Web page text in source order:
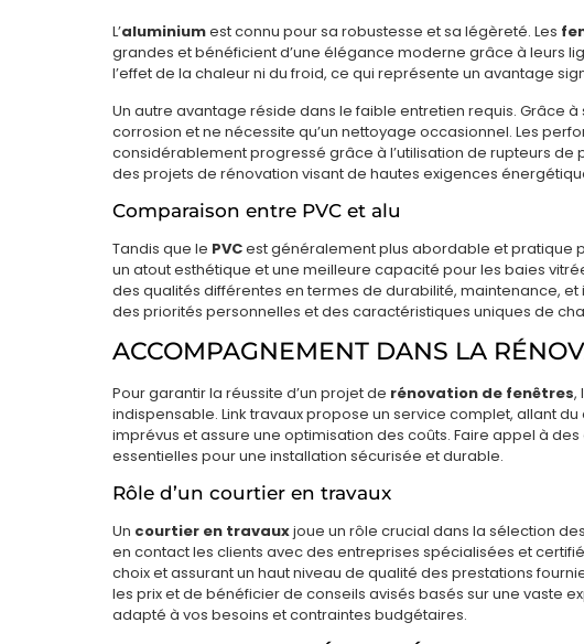
L’aluminiumest connu pour sa robustesse et sa légèreté. Les
grandes et bénéficient d’une élégance moderne grâce à leurs
l’effet de la chaleur ni du froid, ce qui représente un avantage
Un autre avantage réside dans le faible entretien requis. Grâce
corrosion et ne nécessite qu’un nettoyage occasionnel. Les
considérablement progressé grâce à l’utilisation de rupteurs
des projets de rénovation visant de hautes exigences
Comparaison entre PVC et alu
Tandis que le PVCest généralement plus abordable et pratique
un atout esthétique et une meilleure capacité pour les baies
des qualités différentes en termes de durabilité, maintenance,
des priorités personnelles et des caractéristiques uniques de
ACCOMPAGNEMENT DANS LA
Pour garantir la réussite d’un projet de rénovation de fenêtres,
indispensable. Link travaux propose un service complet, allant
imprévus et assure une optimisation des coûts. Faire appel à
essentielles pour une installation sécurisée et durable.
Rôle d’un courtier en travaux
Un courtier en travauxjoue un rôle crucial dans la sélection
en contact les clients avec des entreprises spécialisées et
choix et assurant un haut niveau de qualité des prestations
les prix et de bénéficier de conseils avisés basés sur une vaste
adapté à vos besoins et contraintes budgétaires.